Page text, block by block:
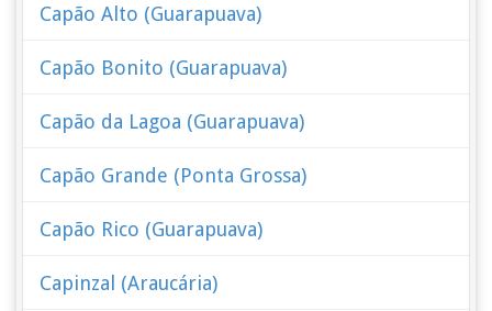
Capão Alto (Guarapuava)
Capão Bonito (Guarapuava)
Capão da Lagoa (Guarapuava)
Capão Grande (Ponta Grossa)
Capão Rico (Guarapuava)
Capinzal (Araucária)